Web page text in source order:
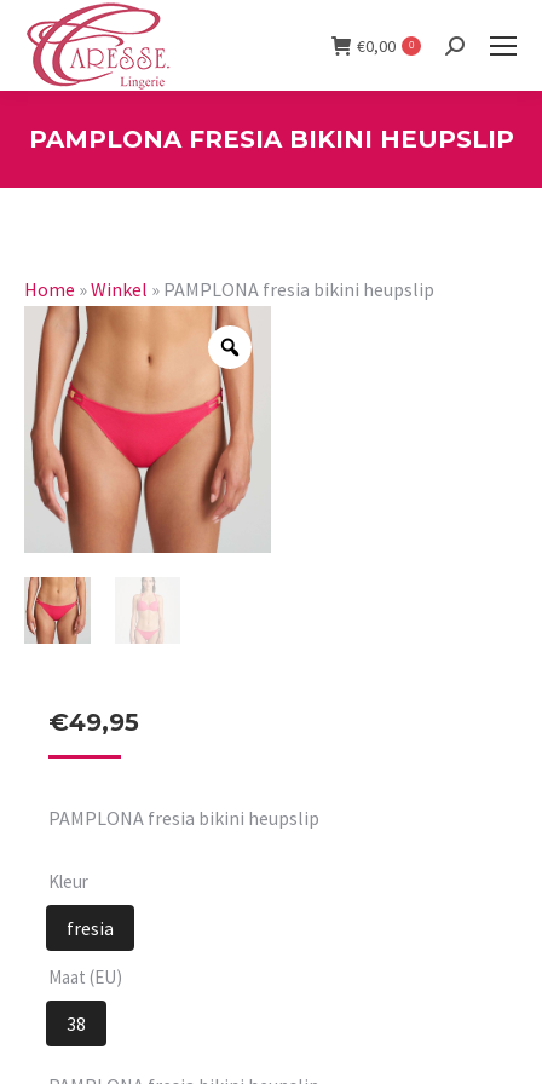
€0,00 0 Search:
PAMPLONA FRESIA BIKINI HEUPSLIP
Home »Winkel » PAMPLONA fresia bikini heupslip
€49,95
PAMPLONA fresia bikini heupslip
Kleur
fresia
Maat (EU)
38